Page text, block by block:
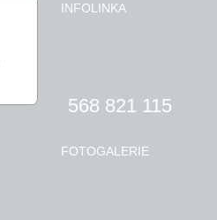
INFOLINKA
568 821 115
FOTOGALERIE